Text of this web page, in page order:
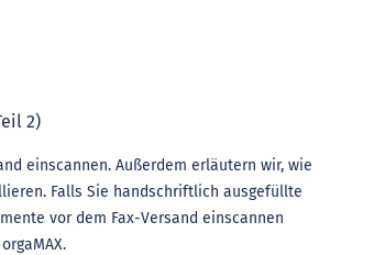
2)
einscannen. Außerdem erläutern wir, wie
Falls Sie handschriftlich ausgefüllte
vor dem Fax-Versand einscannen